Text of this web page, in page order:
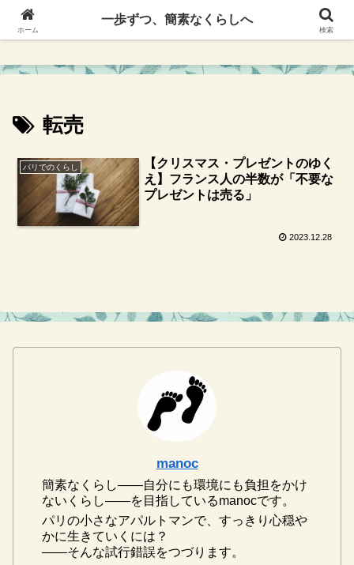
一歩ずつ、簡素なくらしへ
転売
パリでのくらし
【クリスマス・プレゼントのゆく
え】フランス人の半数が「不要な
プレゼントは売る」
2023.12.28
manoc
簡素なくらし――自分にも環境にも負担をかけ
ないくらし――を目指しているmanocです。
パリの小さなアパルトマンで、すっきり心穏や
かに生きていくには？
――そんな試行錯誤をつづります。
ホーム
一歩ずつ、簡素なくらしへ
検索